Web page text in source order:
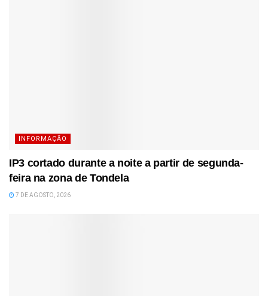
INFORMAÇÃO
IP3 cortado durante a noite a partir de segunda-
feira na zona de Tondela
7 DE AGOSTO, 2026